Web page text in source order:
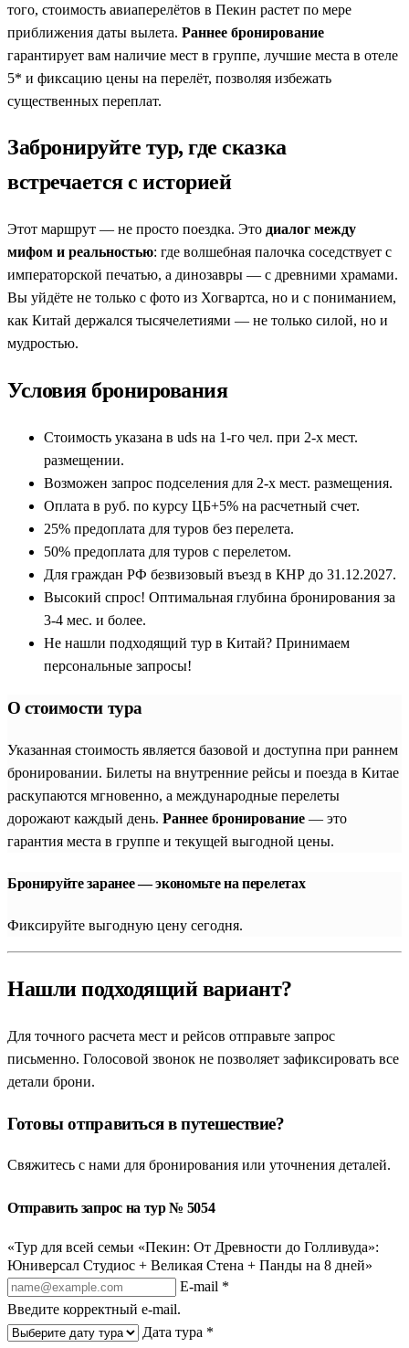
того, стоимость авиаперелётов в Пекин растет по мере
приближения даты вылета. Раннее бронирование
гарантирует вам наличие мест в группе, лучшие места в отеле
5* и фиксацию цены на перелёт, позволяя избежать
существенных переплат.
Забронируйте тур, где сказка
встречается с историей
Этот маршрут — не просто поездка. Это диалог между
мифом и реальностью: где волшебная палочка соседствует с
императорской печатью, а динозавры — с древними храмами.
Вы уйдёте не только с фото из Хогвартса, но и с пониманием,
как Китай держался тысячелетиями — не только силой, но и
мудростью.
Условия бронирования
Стоимость указана в uds на 1-го чел. при 2-х мест.
размещении.
Возможен запрос подселения для 2-х мест. размещения.
Оплата в руб. по курсу ЦБ+5% на расчетный счет.
25% предоплата для туров без перелета.
50% предоплата для туров с перелетом.
Для граждан РФ безвизовый въезд в КНР до 31.12.2027.
Высокий спрос! Оптимальная глубина бронирования за
3-4 мес. и более.
Не нашли подходящий тур в Китай? Принимаем
персональные запросы!
О стоимости тура
Указанная стоимость является базовой и доступна при раннем
бронировании. Билеты на внутренние рейсы и поезда в Китае
раскупаются мгновенно, а международные перелеты
дорожают каждый день. Раннее бронирование — это
гарантия места в группе и текущей выгодной цены.
Бронируйте заранее — экономьте на перелетах
Фиксируйте выгодную цену сегодня.
Нашли подходящий вариант?
Для точного расчета мест и рейсов отправьте запрос
письменно. Голосовой звонок не позволяет зафиксировать все
детали брони.
Готовы отправиться в путешествие?
Свяжитесь с нами для бронирования или уточнения деталей.
Отправить запрос на тур № 5054
«Тур для всей семьи «Пекин: От Древности до Голливуда»:
Юниверсал Студиос + Великая Стена + Панды на 8 дней»
E-mail *
Введите корректный e-mail.
Дата тура *